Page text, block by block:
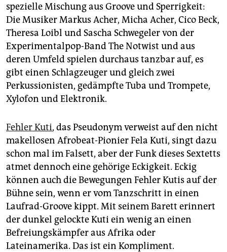
spezielle Mischung aus Groove und Sperrigkeit:
Die Musiker Markus Acher, Micha Acher, Cico Beck,
Theresa Loibl und Sascha Schwegeler von der
Experimentalpop-Band The Notwist und aus
deren Umfeld spielen durchaus tanzbar auf, es
gibt einen Schlagzeuger und gleich zwei
Perkussionisten, gedämpfte Tuba und Trompete,
Xylofon und Elektronik.
Fehler Kuti, das Pseudonym verweist auf den nicht
makellosen Afrobeat-Pionier Fela Kuti, singt dazu
schon mal im Falsett, aber der Funk dieses Sextetts
atmet dennoch eine gehörige Eckigkeit. Eckig
können auch die Bewegungen Fehler Kutis auf der
Bühne sein, wenn er vom Tanzschritt in einen
Laufrad-Groove kippt. Mit seinem Barett erinnert
der dunkel gelockte Kuti ein wenig an einen
Befreiungskämpfer aus Afrika oder
Lateinamerika. Das ist ein Kompliment.